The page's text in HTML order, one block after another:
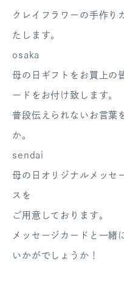
クレイフラワーの手作り
たします。
osaka
母の日ギフトをお買上の
ードをお付け致します。
普段伝えられないお言葉
か。
sendai
母の日オリジナルメッセ
スを
ご用意しております。
メッセージカードと一緒
いかがでしょうか！